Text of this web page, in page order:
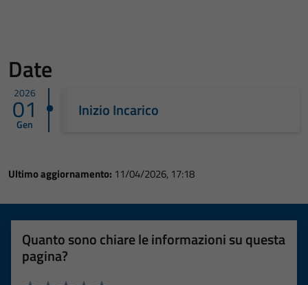
Date
2026
01
Gen
Inizio Incarico
Ultimo aggiornamento: 11/04/2026, 17:18
Quanto sono chiare le informazioni su questa
pagina?